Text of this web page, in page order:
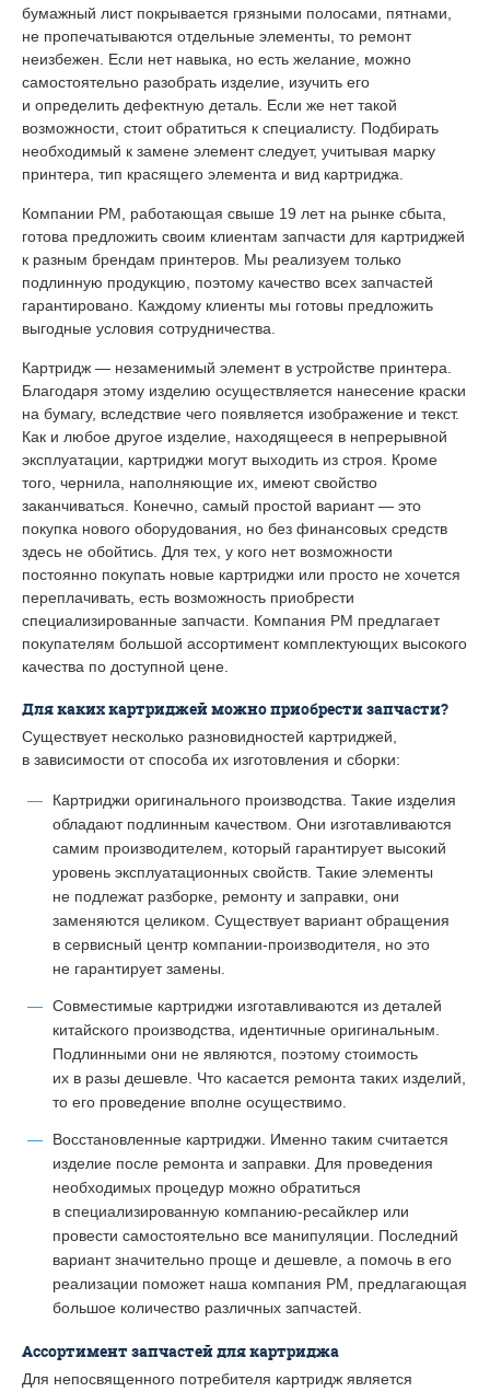
бумажный лист покрывается грязными полосами, пятнами,
не пропечатываются отдельные элементы, то ремонт
неизбежен. Если нет навыка, но есть желание, можно
самостоятельно разобрать изделие, изучить его
и определить дефектную деталь. Если же нет такой
возможности, стоит обратиться к специалисту. Подбирать
необходимый к замене элемент следует, учитывая марку
принтера, тип красящего элемента и вид картриджа.
Компании РМ, работающая свыше 19 лет на рынке сбыта,
готова предложить своим клиентам запчасти для картриджей
к разным брендам принтеров. Мы реализуем только
подлинную продукцию, поэтому качество всех запчастей
гарантировано. Каждому клиенты мы готовы предложить
выгодные условия сотрудничества.
Картридж — незаменимый элемент в устройстве принтера.
Благодаря этому изделию осуществляется нанесение краски
на бумагу, вследствие чего появляется изображение и текст.
Как и любое другое изделие, находящееся в непрерывной
эксплуатации, картриджи могут выходить из строя. Кроме
того, чернила, наполняющие их, имеют свойство
заканчиваться. Конечно, самый простой вариант — это
покупка нового оборудования, но без финансовых средств
здесь не обойтись. Для тех, у кого нет возможности
постоянно покупать новые картриджи или просто не хочется
переплачивать, есть возможность приобрести
специализированные запчасти. Компания РМ предлагает
покупателям большой ассортимент комплектующих высокого
качества по доступной цене.
Для каких картриджей можно приобрести запчасти?
Существует несколько разновидностей картриджей,
в зависимости от способа их изготовления и сборки:
Картриджи оригинального производства. Такие изделия
обладают подлинным качеством. Они изготавливаются
самим производителем, который гарантирует высокий
уровень эксплуатационных свойств. Такие элементы
не подлежат разборке, ремонту и заправки, они
заменяются целиком. Существует вариант обращения
в сервисный центр компании-производителя, но это
не гарантирует замены.
Совместимые картриджи изготавливаются из деталей
китайского производства, идентичные оригинальным.
Подлинными они не являются, поэтому стоимость
их в разы дешевле. Что касается ремонта таких изделий,
то его проведение вполне осуществимо.
Восстановленные картриджи. Именно таким считается
изделие после ремонта и заправки. Для проведения
необходимых процедур можно обратиться
в специализированную компанию-ресайклер или
провести самостоятельно все манипуляции. Последний
вариант значительно проще и дешевле, а помочь в его
реализации поможет наша компания РМ, предлагающая
большое количество различных запчастей.
Ассортимент запчастей для картриджа
Для непосвященного потребителя картридж является